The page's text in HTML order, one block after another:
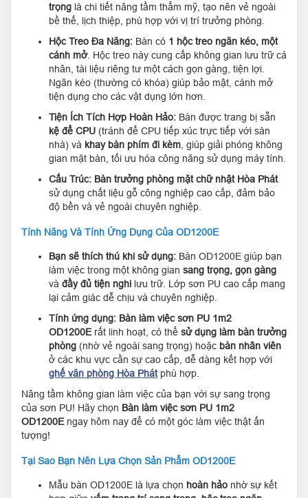
trọng là chi tiết nâng tầm thẩm mỹ, tạo nên vẻ ngoài
bề thế, lịch thiệp, phù hợp với vị trí trưởng phòng.
Hộc Treo Đa Năng: Bàn có 1 hộc treo ngăn kéo, một
cánh mở. Hộc treo này cung cấp không gian lưu trữ cá
nhân, tài liệu riêng tư một cách gọn gàng, tiện lợi.
Ngăn kéo (thường có khóa) giúp bảo mật, cánh mở
tiện dụng cho các vật dụng lớn hơn.
Tiện Ích Tích Hợp Hoàn Hảo: Bàn được trang bị sẵn
kệ để CPU (tránh để CPU tiếp xúc trực tiếp với sàn
nhà) và khay bàn phím đi kèm , giúp giải phóng không
gian mặt bàn, tối ưu hóa công năng sử dụng máy tính.
Cấu Trúc: Bàn trưởng phòng mặt chữ nhật Hòa Phát
sử dụng chất liệu gỗ công nghiệp cao cấp, đảm bảo
độ bền và vẻ ngoài chuyên nghiệp.
Tính Năng Và Tính Ứng Dụng Của OD1200E
Bạn sẽ thích thú khi sử dụng: Bàn OD1200E giúp bạn
làm việc trong một không gian sang trọng, gọn gàng
và đầy đủ tiện nghi lưu trữ. Lớp sơn PU cao cấp mang
lại cảm giác dễ chịu và chuyên nghiệp.
Tính ứng dụng: Bàn làm việc sơn PU 1m2
OD1200E rất linh hoạt, có thể sử dụng làm bàn trưởng
phòng (nhờ vẻ ngoài sang trọng) hoặc bàn nhân viên
ở các khu vực cần sự cao cấp, dễ dàng kết hợp với
ghế văn phòng Hòa Phátphù hợp.
Nâng tầm không gian làm việc của bạn với sự sang trọng
của sơn PU! Hãy chọn Bàn làm việc sơn PU 1m2
OD1200E ngay hôm nay để có một góc làm việc thật ấn
tượng!
Tại Sao Bạn Nên Lựa Chọn Sản Phẩm OD1200E
Mẫu bàn OD1200E là lựa chọn hoàn hảo nhờ sự kết